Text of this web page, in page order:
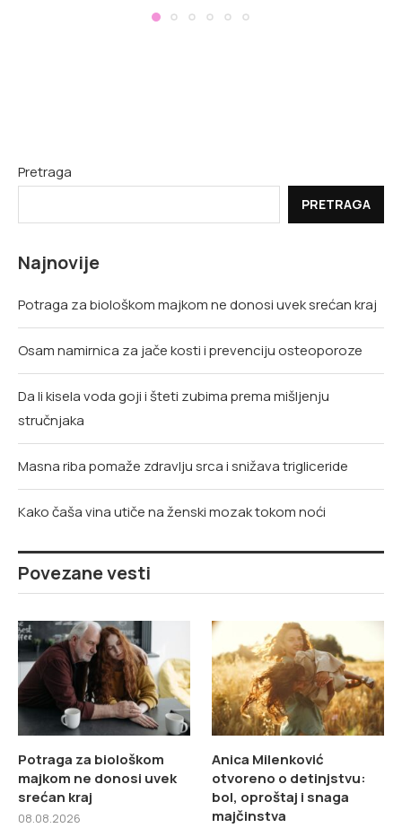
Pretraga
PRETRAGA
Najnovije
Potraga za biološkom majkom ne donosi uvek srećan kraj
Osam namirnica za jače kosti i prevenciju osteoporoze
Da li kisela voda goji i šteti zubima prema mišljenju
stručnjaka
Masna riba pomaže zdravlju srca i snižava trigliceride
Kako čaša vina utiče na ženski mozak tokom noći
Povezane vesti
Potraga za biološkom
majkom ne donosi uvek
srećan kraj
08.08.2026
Anica Milenković
otvoreno o detinjstvu:
bol, oproštaj i snaga
majčinstva